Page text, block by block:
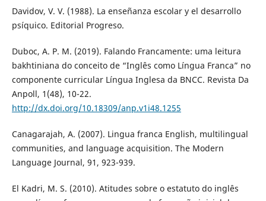
Davidov, V. V. (1988). La enseñanza escolar y el desarrollo
psíquico. Editorial Progreso.
Duboc, A. P. M. (2019). Falando Francamente: uma leitura
bakhtiniana do conceito de “Inglês como Língua Franca” no
componente curricular Língua Inglesa da BNCC. Revista Da
Anpoll, 1(48), 10-22.
http://dx.doi.org/10.18309/anp.v1i48.1255
Canagarajah, A. (2007). Lingua franca English, multilingual
communities, and language acquisition. The Modern
Language Journal, 91, 923-939.
El Kadri, M. S. (2010). Atitudes sobre o estatuto do inglês